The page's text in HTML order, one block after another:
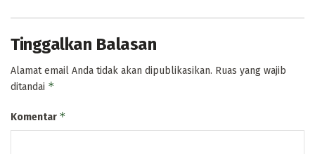
Tinggalkan Balasan
Alamat email Anda tidak akan dipublikasikan. Ruas yang wajib
ditandai *
Komentar *